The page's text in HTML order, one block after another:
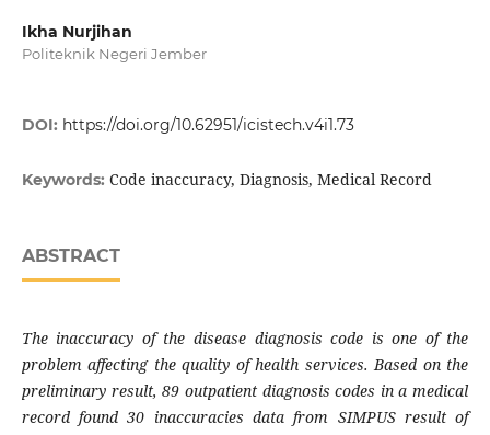
Ikha Nurjihan
Politeknik Negeri Jember
DOI: https://doi.org/10.62951/icistech.v4i1.73
Keywords: Code inaccuracy, Diagnosis, Medical Record
ABSTRACT
The inaccuracy of the disease diagnosis code is one of the
problem affecting the quality of health services. Based on the
preliminary result, 89 outpatient diagnosis codes in a medical
record found 30 inaccuracies data from SIMPUS result of